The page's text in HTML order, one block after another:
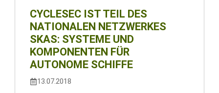
CYCLESEC IST TEIL DES
NATIONALEN NETZWERKES
SKAS: SYSTEME UND
KOMPONENTEN FÜR
AUTONOME SCHIFFE
13.07.2018